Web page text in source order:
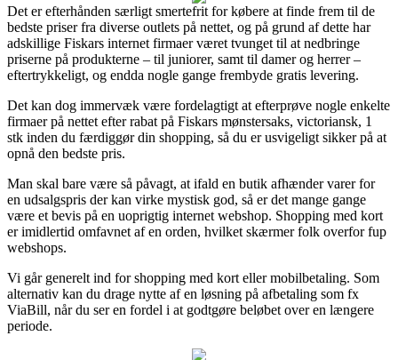
Det er efterhånden særligt smertefrit for købere at finde frem til de
bedste priser fra diverse outlets på nettet, og på grund af dette har
adskillige Fiskars internet firmaer været tvunget til at nedbringe
priserne på produkterne – til juniorer, samt til damer og herrer –
eftertrykkeligt, og endda nogle gange frembyde gratis levering.
Det kan dog immervæk være fordelagtigt at efterprøve nogle enkelte
firmaer på nettet efter rabat på Fiskars mønstersaks, victoriansk, 1
stk inden du færdiggør din shopping, så du er usvigeligt sikker på at
opnå den bedste pris.
Man skal bare være så påvagt, at ifald en butik afhænder varer for
en udsalgspris der kan virke mystisk god, så er det mange gange
være et bevis på en uoprigtig internet webshop. Shopping med kort
er imidlertid omfavnet af en orden, hvilket skærmer folk overfor fup
webshops.
Vi går generelt ind for shopping med kort eller mobilbetaling. Som
alternativ kan du drage nytte af en løsning på afbetaling som fx
ViaBill, når du ser en fordel i at godtgøre beløbet over en længere
periode.